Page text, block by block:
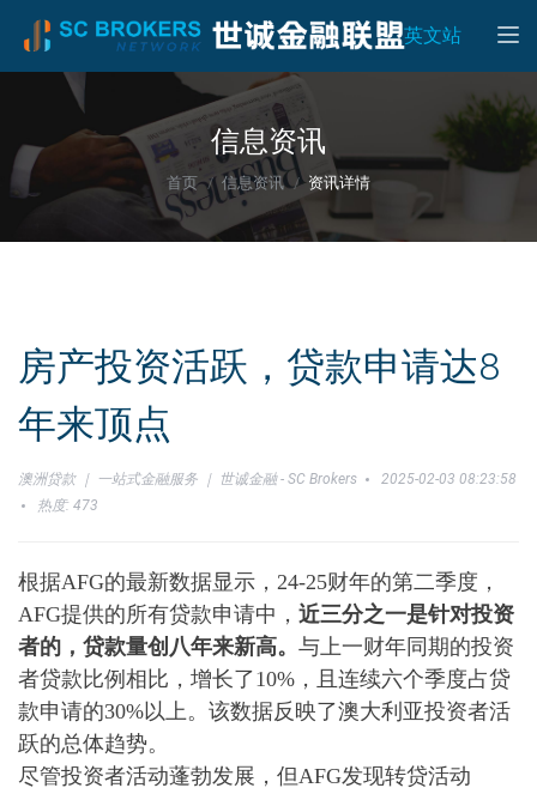
英文站
信息资讯
首页 信息资讯 资讯详情
房产投资活跃，贷款申请达8
年来顶点
澳洲贷款 ｜ 一站式金融服务 ｜ 世诚金融 - SC Brokers
2025-02-03 08:23:58
热度: 473
根据AFG的最新数据显示，24-25财年的第二季度，
AFG提供的所有贷款申请中， 近三分之一是针对投资
者的，贷款量创八年来新高。 与上一财年同期的投资
者贷款比例相比，增长了10%，且连续六个季度占贷
款申请的30%以上。该数据反映了澳大利亚投资者活
跃的总体趋势。
尽管投资者活动蓬勃发展，但AFG发现转贷活动